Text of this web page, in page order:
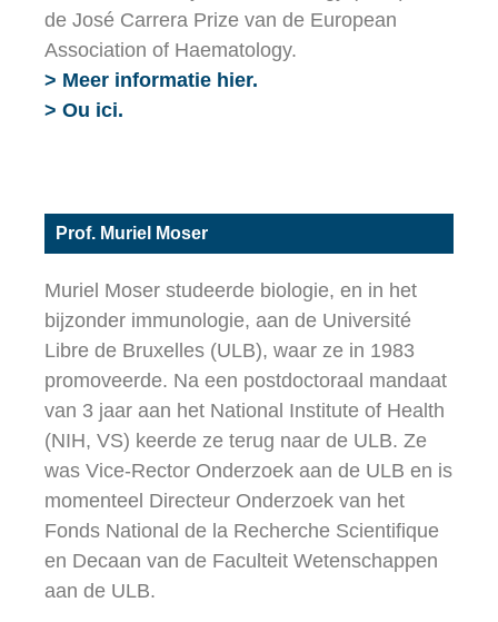
de José Carrera Prize van de European
Association of Haematology.
> Meer informatie hier.
> Ou ici.
Prof. Muriel Moser
Muriel Moser studeerde biologie, en in het
bijzonder immunologie, aan de Université
Libre de Bruxelles (ULB), waar ze in 1983
promoveerde. Na een postdoctoraal mandaat
van 3 jaar aan het National Institute of Health
(NIH, VS) keerde ze terug naar de ULB. Ze
was Vice-Rector Onderzoek aan de ULB en is
momenteel Directeur Onderzoek van het
Fonds National de la Recherche Scientifique
en Decaan van de Faculteit Wetenschappen
aan de ULB.